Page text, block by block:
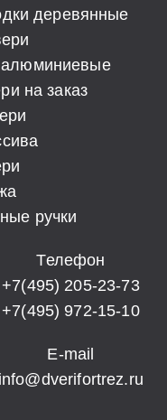
деревянные
на заказ
ручки
Телефон
+7(495) 205-23-73
+7(495) 972-15-10
E-mail
info@dverifortrez.ru